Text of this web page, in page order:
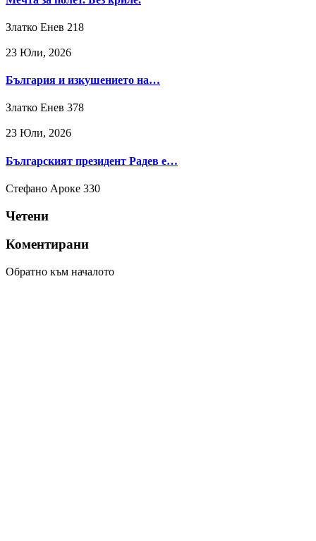
Златко Енев 218
23 Юли, 2026
България и изкушението на…
Златко Енев 378
23 Юли, 2026
Българският президент Радев е…
Стефано Ароке 330
Четени
Коментирани
Обратно към началото